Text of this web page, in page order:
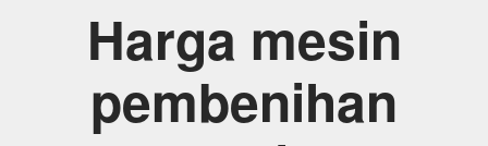
Harga mesin
pembenihan